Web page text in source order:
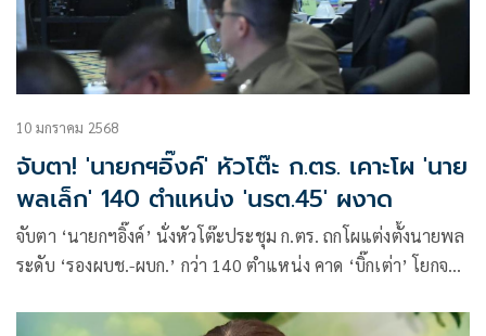
10 มกราคม 2568
จับตา! 'นายกฯอิ๊งค์' หัวโต๊ะ ก.ตร. เคาะโผ 'นาย
พลเล็ก' 140 ตำแหน่ง 'นรต.45' ผงาด
จับตา ‘นายกฯอิ๊งค์’ นั่งหัวโต๊ะประชุม ก.ตร. ถกโผแต่งตั้งนายพล
ระดับ ‘รองผบช.-ผบก.’ กว่า 140 ตำแหน่ง คาด ‘บิ๊กเต่า’ โยกจาก
ผบช.ไซเบอร์ ขึ้น ผบก.สอท.4